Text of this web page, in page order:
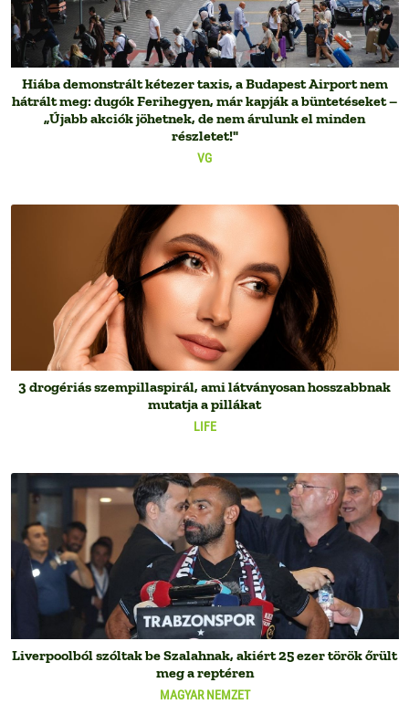
VG
Hiába demonstrált kétezer taxis, a Budapest Airport nem
hátrált meg: dugók Ferihegyen, már kapják a büntetéseket –
„Újabb akciók jöhetnek, de nem árulunk el minden
részletet!"
LIFE
3 drogériás szempillaspirál, ami látványosan hosszabbnak
mutatja a pillákat
MAGYAR NEMZET
Liverpoolból szóltak be Szalahnak, akiért 25 ezer török őrült
meg a reptéren